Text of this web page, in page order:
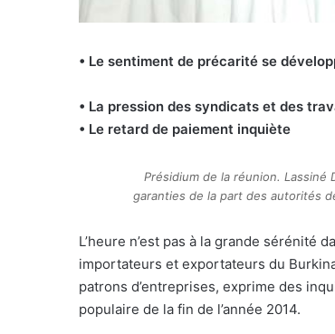
• Le sentiment de précarité se
• La pression des syndicats et des
• Le retard de paiement inquiète
Présidium de la réunion.
garanties de la part des autorités
L’heure n’est pas à la grande sérénité
importateurs et exportateurs du
patrons d’entreprises, exprime des
populaire de la fin de l’année 2014.